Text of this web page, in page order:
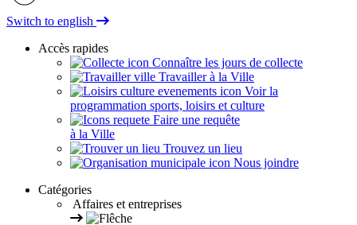
Switch to english
Accès rapides
Connaître les jours de collecte
Travailler à la Ville
Voir la
programmation sports, loisirs et culture
Faire une requête
à la Ville
Trouvez un lieu
Nous joindre
Catégories
Affaires et entreprises